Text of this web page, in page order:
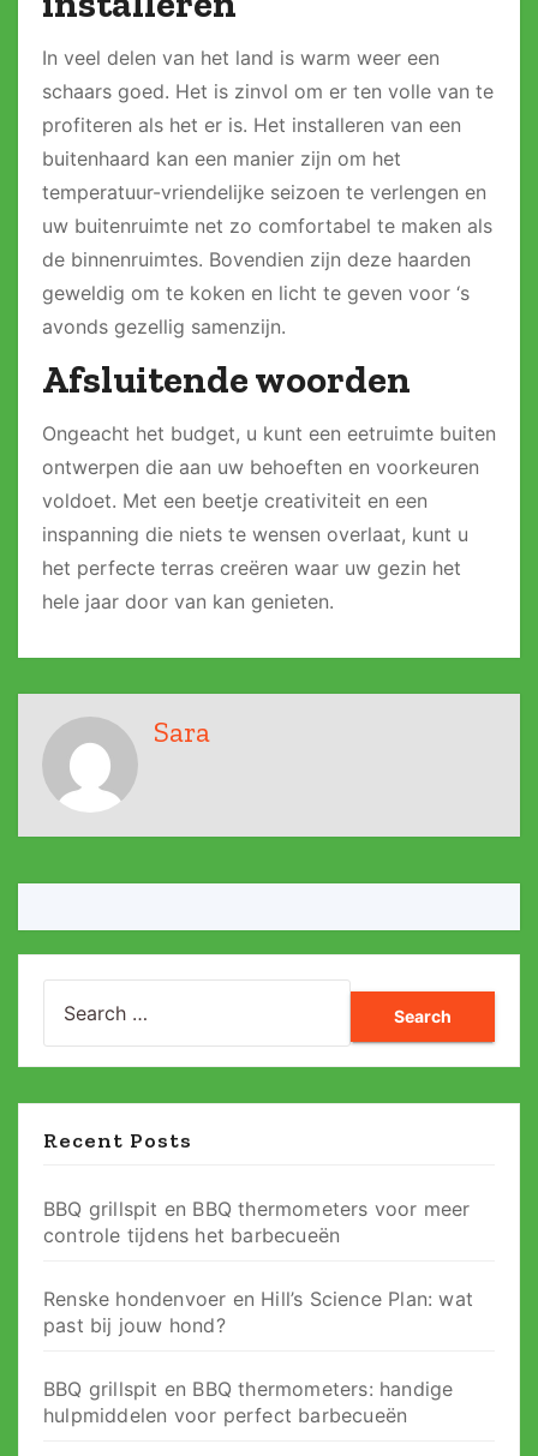
In veel delen van het land is warm weer een
schaars goed. Het is zinvol om er ten volle van te
profiteren als het er is. Het installeren van een
buitenhaard kan een manier zijn om het
temperatuur-vriendelijke seizoen te verlengen en
uw buitenruimte net zo comfortabel te maken als
de binnenruimtes. Bovendien zijn deze haarden
geweldig om te koken en licht te geven voor ‘s
avonds gezellig samenzijn.
Afsluitende woorden
Ongeacht het budget, u kunt een eetruimte buiten
ontwerpen die aan uw behoeften en voorkeuren
voldoet. Met een beetje creativiteit en een
inspanning die niets te wensen overlaat, kunt u
het perfecte terras creëren waar uw gezin het
hele jaar door van kan genieten.
Sara
for:
Recent Posts
BBQ grillspit en BBQ thermometers voor meer
controle tijdens het barbecueën
Renske hondenvoer en Hill’s Science Plan: wat
past bij jouw hond?
BBQ grillspit en BBQ thermometers: handige
hulpmiddelen voor perfect barbecueën